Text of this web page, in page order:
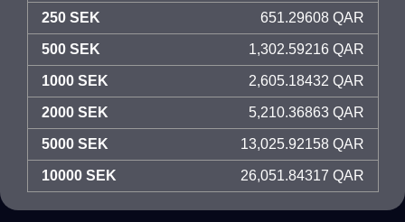
250 SEK 651.29608 QAR
500 SEK 1,302.59216 QAR
1000 SEK 2,605.18432 QAR
2000 SEK 5,210.36863 QAR
5000 SEK 13,025.92158 QAR
10000 SEK 26,051.84317 QAR